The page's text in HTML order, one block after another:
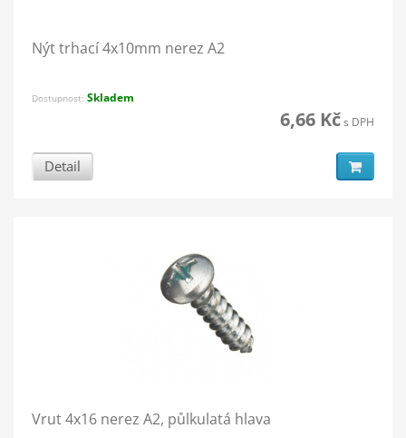
Nýt trhací 4x10mm nerez A2
Dostupnost: Skladem
6,66 Kčs DPH
Detail
Vrut 4x16 nerez A2, půlkulatá hlava